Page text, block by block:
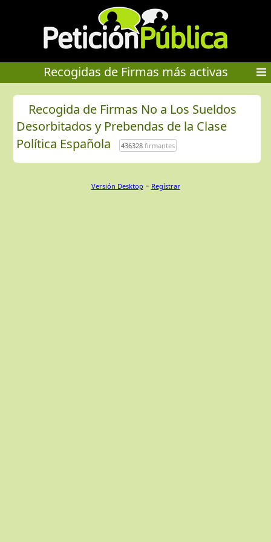
Recogidas de Firmas más activas
Recogida de Firmas No a Los Sueldos
Desorbitados y Prebendas de la Clase
Política Española
436328firmantes
Versión Desktop - Regístrar